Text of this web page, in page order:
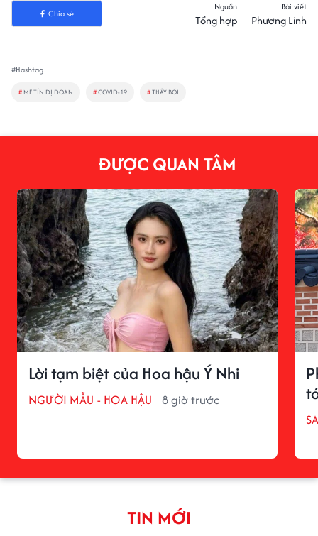
Chia sẻ
Nguồn
Tổng hợp
Bài viết
Phương Linh
#Hashtag
# MÊ TÍN DỊ ĐOAN #COVID-19 #THẦY BÓI
ĐƯỢC QUAN TÂM
Lời tạm biệt của Hoa hậu Ý Nhi
NGƯỜI MẪU - HOA HẬU 8 giờ trước
TIN MỚI